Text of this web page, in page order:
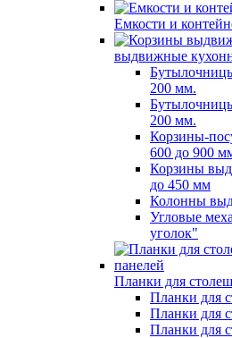
Емкости и
выдвижные
200 мм.
200 мм.
Корзины-
600 до 900
Корзины
до 450 мм
Колонны
Угловые
уголок"
Планки для
Планки для
Планки для
Планки для